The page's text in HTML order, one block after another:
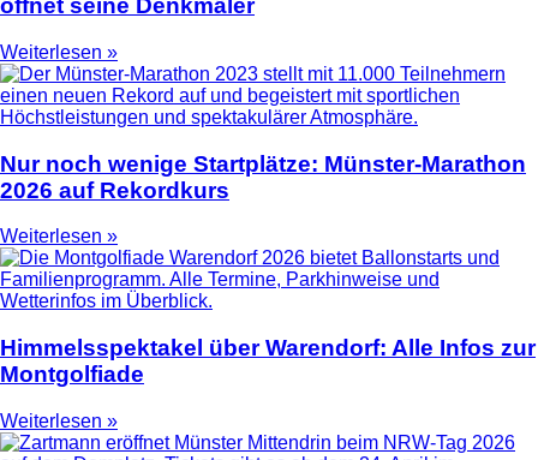
öffnet seine Denkmäler
Weiterlesen »
Nur noch wenige Startplätze: Münster-Marathon
2026 auf Rekordkurs
Weiterlesen »
Himmelsspektakel über Warendorf: Alle Infos zur
Montgolfiade
Weiterlesen »